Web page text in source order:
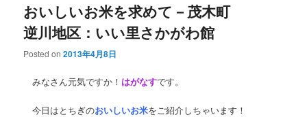
おいしいお米を求めて－茂木町
逆川地区：いい里さかがわ館
Posted on2013年4月8日
みなさん元気ですか！ はがなすです。
今日はとちぎのおいしいお米をご紹介しちゃいます！